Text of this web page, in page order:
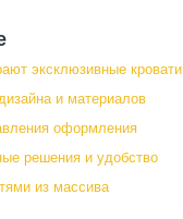
эксклюзивные кровати
и материалов
оформления
решения и удобство
из массива